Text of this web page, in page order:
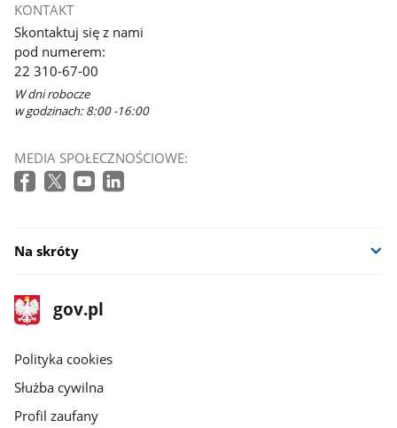
KONTAKT
Skontaktuj się z nami
pod numerem:
22 310-67-00
W dni robocze
w godzinach: 8:00 -16:00
MEDIA SPOŁECZNOŚCIOWE:
Na skróty
stopka
gov.pl
Strona
gov.pl
gov.pl
Polityka cookies
Służba cywilna
Profil zaufany